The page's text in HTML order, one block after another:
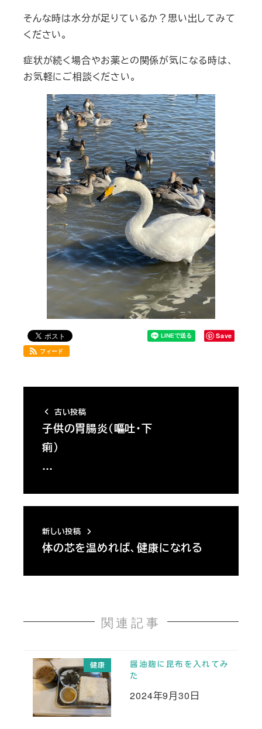
そんな時は水分が足りているか？思い出してみて
ください。
症状が続く場合やお薬との関係が気になる時は、
お気軽にご相談ください。
Save
フィード
古い投稿
子供の胃腸炎（嘔吐・下
痢）
…
新しい投稿
体の芯を温めれば、健康になれる
関連記事
健康
醤油麹に昆布を入れてみ
た
投稿日
2024年9月30日